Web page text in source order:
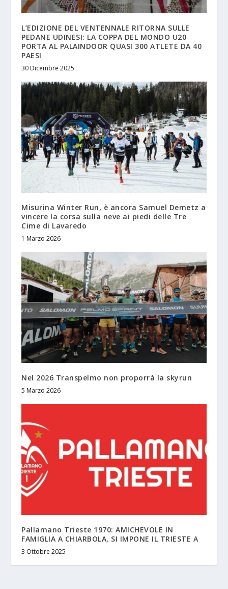
L’EDIZIONE DEL VENTENNALE RITORNA SULLE
PEDANE UDINESI: LA COPPA DEL MONDO U20
PORTA AL PALAINDOOR QUASI 300 ATLETE DA 40
PAESI
30 Dicembre 2025
Misurina Winter Run, è ancora Samuel Demetz a
vincere la corsa sulla neve ai piedi delle Tre
Cime di Lavaredo
1 Marzo 2026
Nel 2026 Transpelmo non proporrà la skyrun
5 Marzo 2026
Pallamano Trieste 1970: AMICHEVOLE IN
FAMIGLIA A CHIARBOLA, SI IMPONE IL TRIESTE A
3 Ottobre 2025